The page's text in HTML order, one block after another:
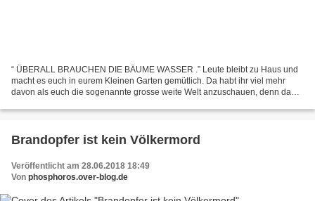
“ ÜBERALL BRAUCHEN DIE BÄUME WASSER .” Leute bleibt zu Haus und
macht es euch in eurem Kleinen Garten gemütlich. Da habt ihr viel mehr
davon als euch die sogenannte grosse weite Welt anzuschauen, denn da
Brandopfer ist kein Völkermord
Veröffentlicht am 28.06.2018 18:49
Von phosphoros.over-blog.de